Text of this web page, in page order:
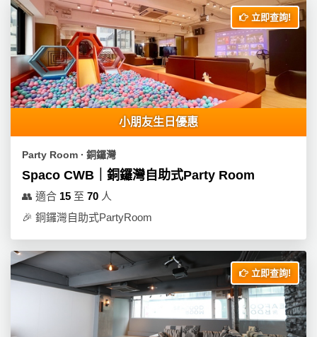
即
食
煮
系
列
拍
拖
餐
B
B
動
立即查詢!
小朋友生日優惠
Party Room ∙ 銅鑼灣
Spaco CWB｜銅鑼灣自助式Party Room
👥 適合 15 至 70 人
🎉 銅鑼灣自助式PartyRoom
立即查詢!